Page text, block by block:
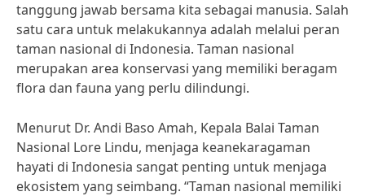
tanggung jawab bersama kita sebagai manusia. Salah
satu cara untuk melakukannya adalah melalui peran
taman nasional di Indonesia. Taman nasional
merupakan area konservasi yang memiliki beragam
flora dan fauna yang perlu dilindungi.
Menurut Dr. Andi Baso Amah, Kepala Balai Taman
Nasional Lore Lindu, menjaga keanekaragaman
hayati di Indonesia sangat penting untuk menjaga
ekosistem yang seimbang. “Taman nasional memiliki